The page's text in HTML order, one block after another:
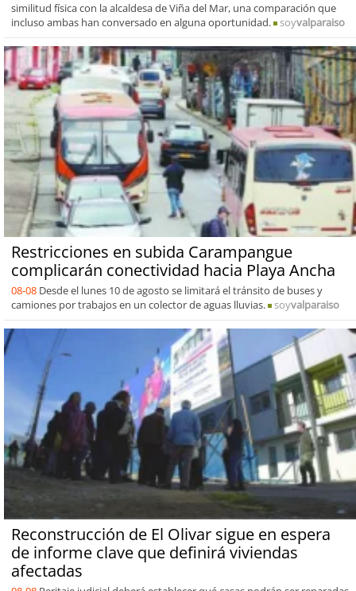
similitud física con la alcaldesa de Viña del Mar, una comparación que
incluso ambas han conversado en alguna oportunidad.
soyvalparaiso
Restricciones en subida Carampangue
complicarán conectividad hacia Playa Ancha
08-08 Desde el lunes 10 de agosto se limitará el tránsito de buses y
camiones por trabajos en un colector de aguas lluvias.
soyvalparaiso
Reconstrucción de El Olivar sigue en espera
de informe clave que definirá viviendas
afectadas